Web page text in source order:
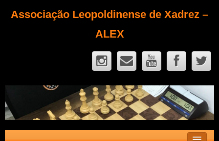
Associação Leopoldinense de Xadrez –
ALEX